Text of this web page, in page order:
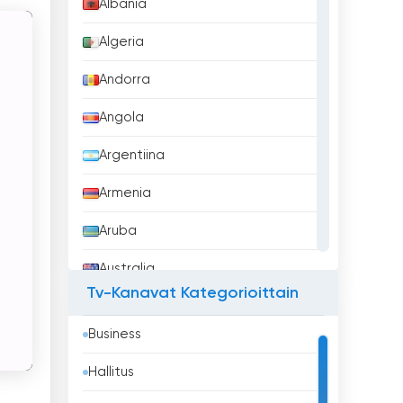
Albania
Algeria
Andorra
Angola
Argentiina
Armenia
Aruba
Australia
Tv-Kanavat Kategorioittain
Business
Hallitus